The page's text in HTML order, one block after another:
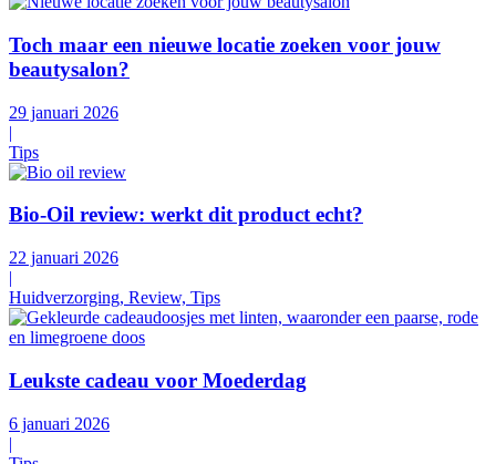
Toch maar een nieuwe locatie zoeken voor jouw
beautysalon?
29 januari 2026
|
Tips
Bio-Oil review: werkt dit product echt?
22 januari 2026
|
Huidverzorging, Review, Tips
Leukste cadeau voor Moederdag
6 januari 2026
|